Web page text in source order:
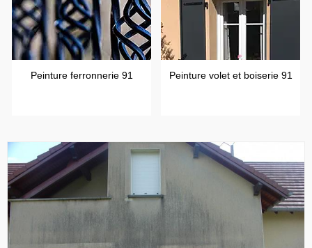
Peinture ferronnerie 91 Peinture volet et boiserie 91